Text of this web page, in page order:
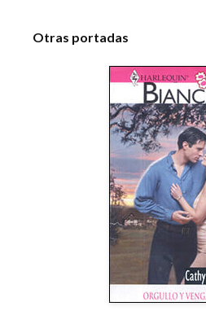
Otras portadas